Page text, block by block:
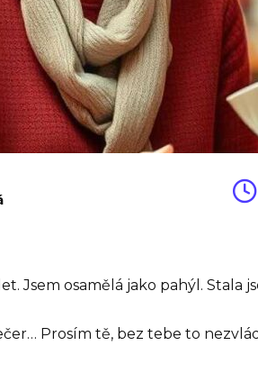
Jsem osamělá jako pahýl. Stala
Prosím tě, bez tebe to